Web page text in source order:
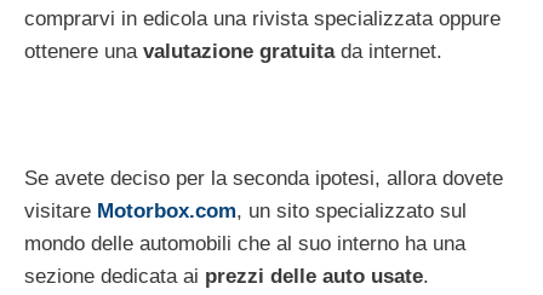
comprarvi in edicola una rivista specializzata oppure
ottenere una valutazione gratuitada internet.
Se avete deciso per la seconda ipotesi, allora dovete
visitare Motorbox.com, un sito specializzato sul
mondo delle automobili che al suo interno ha una
sezione dedicata ai prezzi delle auto usate.